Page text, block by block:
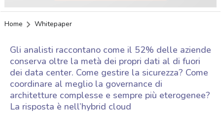
Home Whitepaper
Gli analisti raccontano come il 52% delle aziende
conserva oltre la metà dei propri dati al di fuori
dei data center. Come gestire la sicurezza? Come
coordinare al meglio la governance di
architetture complesse e sempre più eterogenee?
La risposta è nell’hybrid cloud